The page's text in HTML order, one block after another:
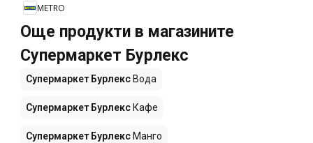
METRO
Още продукти в магазините
Супермаркет Бурлекс
Супермаркет Бурлекс Вода
Супермаркет Бурлекс Кафе
Супермаркет Бурлекс Манго